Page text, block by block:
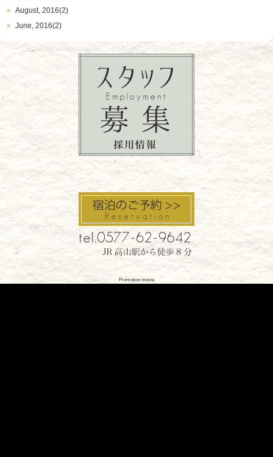
August, 2016(2)
June, 2016(2)
Promotion movie